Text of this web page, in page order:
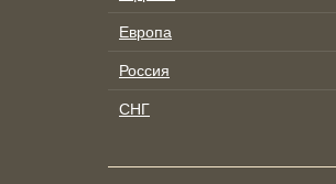
Европа
Россия
СНГ